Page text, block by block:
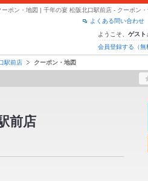
ーポン・地図 | 千年の宴 松阪北口駅前店 - クーポン
よくある問い合わせ
ようこそ、 ゲスト
会員登録する（無
駅前店 クーポン・地図
前店